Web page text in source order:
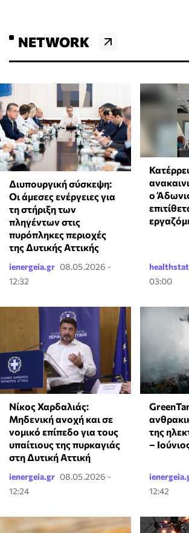
NETWORK
Διυπουργική σύσκεψη:
Οι άμεσες ενέργειες για
τη στήριξη των
πληγέντων στις
πυρόπληκες περιοχές
της Δυτικής Αττικής
ienergeia.gr 08.05.2026 -
12:32
ο
03:00
Νίκος Χαρδαλιάς:
Μηδενική ανοχή και σε
νομικό επίπεδο για τους
υπαίτιους της πυρκαγιάς
στη Δυτική Αττική
ienergeia.gr 08.05.2026 -
12:24
της
–
12:42